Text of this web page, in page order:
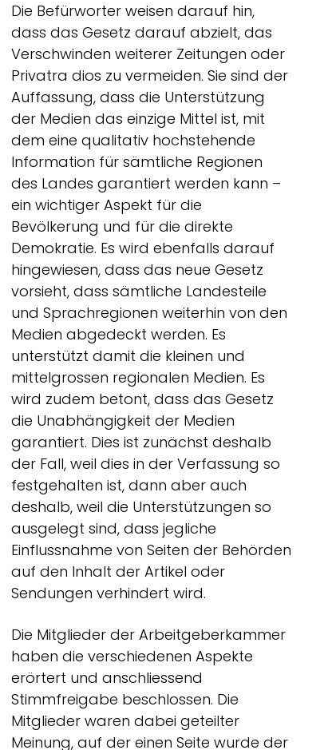
Die Befürworter weisen darauf hin,
dass das Gesetz darauf abzielt, das
Verschwinden weiterer Zeitungen oder
Privatra dios zu vermeiden. Sie sind der
Auffassung, dass die Unterstützung
der Medien das einzige Mittel ist, mit
dem eine qualitativ hochstehende
Information für sämtliche Regionen
des Landes garantiert werden kann –
ein wichtiger Aspekt für die
Bevölkerung und für die direkte
Demokratie. Es wird ebenfalls darauf
hingewiesen, dass das neue Gesetz
vorsieht, dass sämtliche Landesteile
und Sprachregionen weiterhin von den
Medien abgedeckt werden. Es
unterstützt damit die kleinen und
mittelgrossen regionalen Medien. Es
wird zudem betont, dass das Gesetz
die Unabhängigkeit der Medien
garantiert. Dies ist zunächst deshalb
der Fall, weil dies in der Verfassung so
festgehalten ist, dann aber auch
deshalb, weil die Unterstützungen so
ausgelegt sind, dass jegliche
Einflussnahme von Seiten der Behörden
auf den Inhalt der Artikel oder
Sendungen verhindert wird.
Die Mitglieder der Arbeitgeberkammer
haben die verschiedenen Aspekte
erörtert und anschliessend
Stimmfreigabe beschlossen. Die
Mitglieder waren dabei geteilter
Meinung, auf der einen Seite wurde der